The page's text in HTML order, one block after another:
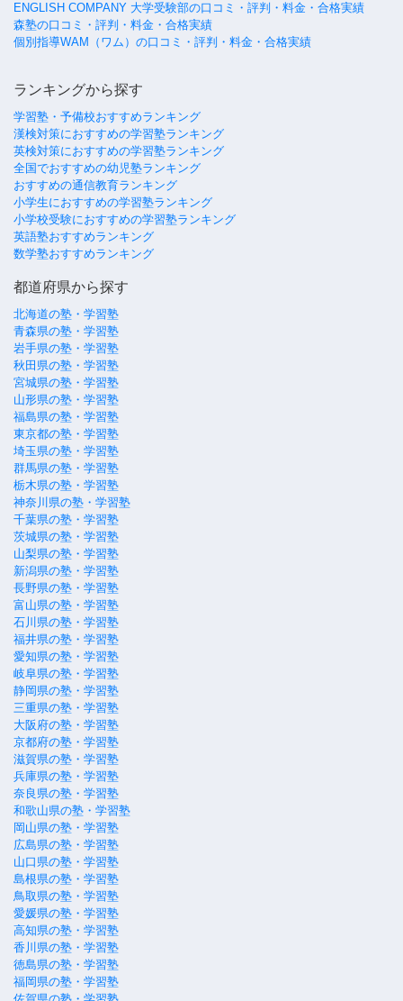
ENGLISH COMPANY 大学受験部の口コミ・評判・料金・合格実績
森塾の口コミ・評判・料金・合格実績
個別指導WAM（ワム）の口コミ・評判・料金・合格実績
ランキングから探す
学習塾・予備校おすすめランキング
漢検対策におすすめの学習塾ランキング
英検対策におすすめの学習塾ランキング
全国でおすすめの幼児塾ランキング
おすすめの通信教育ランキング
小学生におすすめの学習塾ランキング
小学校受験におすすめの学習塾ランキング
英語塾おすすめランキング
数学塾おすすめランキング
都道府県から探す
北海道の塾・学習塾
青森県の塾・学習塾
岩手県の塾・学習塾
秋田県の塾・学習塾
宮城県の塾・学習塾
山形県の塾・学習塾
福島県の塾・学習塾
東京都の塾・学習塾
埼玉県の塾・学習塾
群馬県の塾・学習塾
栃木県の塾・学習塾
神奈川県の塾・学習塾
千葉県の塾・学習塾
茨城県の塾・学習塾
山梨県の塾・学習塾
新潟県の塾・学習塾
長野県の塾・学習塾
富山県の塾・学習塾
石川県の塾・学習塾
福井県の塾・学習塾
愛知県の塾・学習塾
岐阜県の塾・学習塾
静岡県の塾・学習塾
三重県の塾・学習塾
大阪府の塾・学習塾
京都府の塾・学習塾
滋賀県の塾・学習塾
兵庫県の塾・学習塾
奈良県の塾・学習塾
和歌山県の塾・学習塾
岡山県の塾・学習塾
広島県の塾・学習塾
山口県の塾・学習塾
島根県の塾・学習塾
鳥取県の塾・学習塾
愛媛県の塾・学習塾
高知県の塾・学習塾
香川県の塾・学習塾
徳島県の塾・学習塾
福岡県の塾・学習塾